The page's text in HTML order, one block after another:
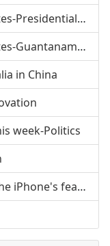
经济学人音频版 Unit14:United States-Presidential debates
经济学人音频版 Unit15:United States-Guantanamo Bay
in China
week-Politics
经济学人音频版 Unit12:Briefings-The iPhone's features